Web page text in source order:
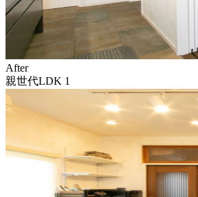
After
親世代LDK 1